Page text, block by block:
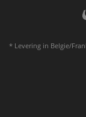
* Levering in Belgie/